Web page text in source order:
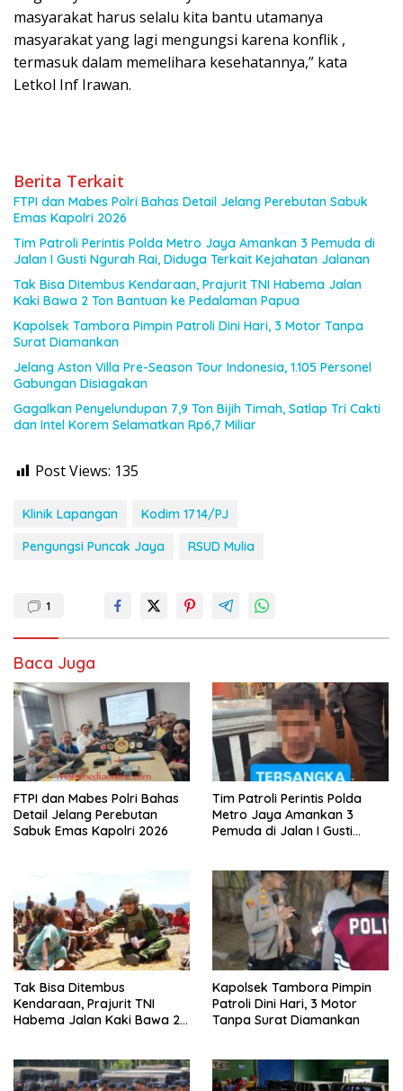
masyarakat harus selalu kita bantu utamanya
masyarakat yang lagi mengungsi karena konflik ,
termasuk dalam memelihara kesehatannya,” kata
Letkol Inf Irawan.
Berita Terkait
FTPI dan Mabes Polri Bahas Detail Jelang Perebutan Sabuk
Emas Kapolri 2026
Tim Patroli Perintis Polda Metro Jaya Amankan 3 Pemuda di
Jalan I Gusti Ngurah Rai, Diduga Terkait Kejahatan Jalanan
Tak Bisa Ditembus Kendaraan, Prajurit TNI Habema Jalan
Kaki Bawa 2 Ton Bantuan ke Pedalaman Papua
Kapolsek Tambora Pimpin Patroli Dini Hari, 3 Motor Tanpa
Surat Diamankan
Jelang Aston Villa Pre-Season Tour Indonesia, 1.105 Personel
Gabungan Disiagakan
Gagalkan Penyelundupan 7,9 Ton Bijih Timah, Satlap Tri Cakti
dan Intel Korem Selamatkan Rp6,7 Miliar
Post Views: 135
Klinik Lapangan
Kodim 1714/PJ
Pengungsi Puncak Jaya
RSUD Mulia
1
Baca Juga
FTPI dan Mabes Polri Bahas
Detail Jelang Perebutan
Sabuk Emas Kapolri 2026
Tim Patroli Perintis Polda
Metro Jaya Amankan 3
Pemuda di Jalan I Gusti
Tak Bisa Ditembus
Kendaraan, Prajurit TNI
Habema Jalan Kaki Bawa 2
Kapolsek Tambora Pimpin
Patroli Dini Hari, 3 Motor
Tanpa Surat Diamankan